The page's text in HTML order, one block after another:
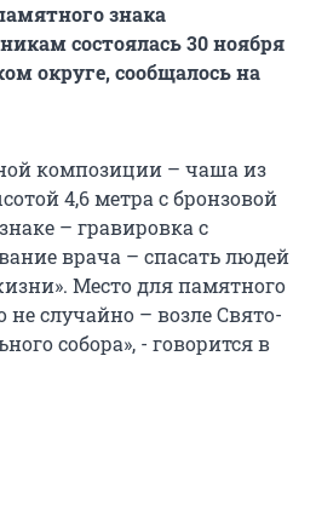
знака
состоялась 30 ноября
округе, сообщалось на
композиции – чаша из
4,6 метра с бронзовой
– гравировка с
врача – спасать людей
Место для памятного
случайно – возле Свято-
собора», - говорится в